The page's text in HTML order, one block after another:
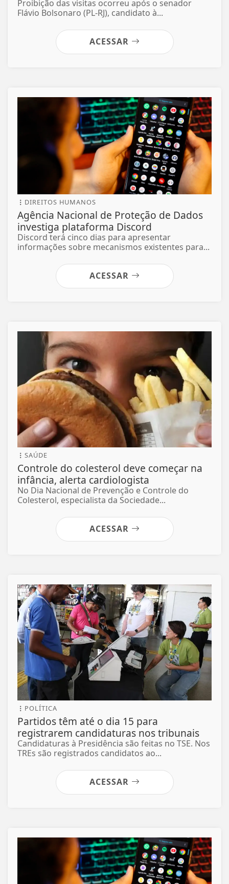
Proibição das visitas ocorreu após o senador
Flávio Bolsonaro (PL-RJ), candidato à...
ACESSAR
DIREITOS HUMANOS
Agência Nacional de Proteção de Dados
investiga plataforma Discord
Discord terá cinco dias para apresentar
informações sobre mecanismos existentes para...
ACESSAR
SAÚDE
Controle do colesterol deve começar na
infância, alerta cardiologista
No Dia Nacional de Prevenção e Controle do
Colesterol, especialista da Sociedade...
ACESSAR
POLÍTICA
Partidos têm até o dia 15 para
registrarem candidaturas nos tribunais
Candidaturas à Presidência são feitas no TSE. Nos
TREs são registrados candidatos ao...
ACESSAR